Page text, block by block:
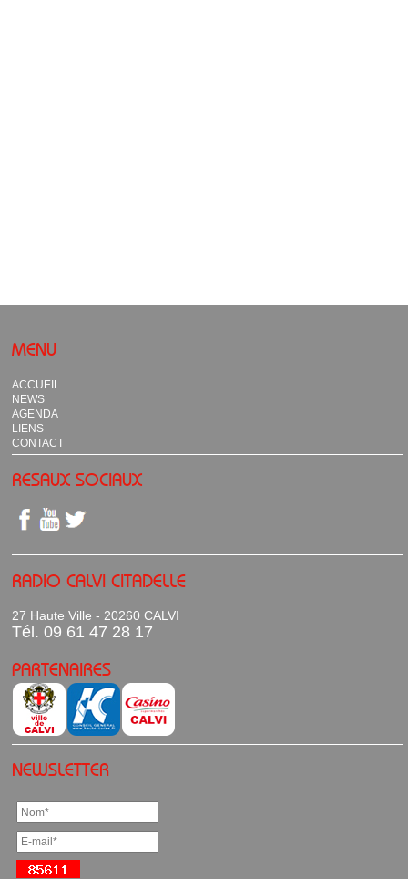
MENU
ACCUEIL
NEWS
AGENDA
LIENS
CONTACT
RESAUX SOCIAUX
RADIO CALVI CITADELLE
27 Haute Ville - 20260 CALVI
Tél. 09 61 47 28 17
PARTENAIRES
NEWSLETTER